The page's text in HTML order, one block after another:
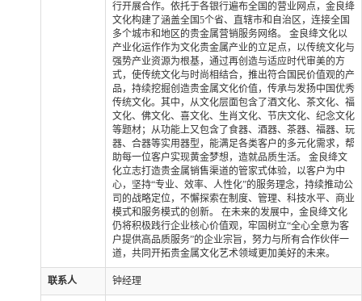
行开展合作。依托于各银行遍布全国的营业网点，金良绛
文化构建了涵盖全国5个省、直辖市和自治区，连接全国
多个城市和地区的贵金属营销服务网络。 金良绛文化以
产业化运作作为文化贵金属产业的立足点，以传统文化与
强势产业资源为根基，通过再创造与适应时代审美的方
式，使传统文化与时尚相结合，推出符合国民价值观的产
品，持续挖掘创造贵金属文化价值，传承与发扬中国优秀
传统文化。其中，从文化层面包含了酒文化、茶文化、福
文化、佛文化、喜文化、生肖文化、节庆文化、纪念文化
等题材；从功能上又包含了食器、酒器、茶器、福器、玩
器、合器等实用器型，能满足各类客户的多元化需求，帮
助每一位客户实现黄金梦想，造就品质生活。 金良绛文
化立志打造贵金属销售渠道的管家式体验，以客户为中
心，坚持“专业、效率、人性化”的服务理念，持续推动公
司的战略定位，不懈探索在制度、管理、科技水平、商业
模式和服务模式的创新。 在未来的发展中，金良绛文化
仍将积极践行企业核心价值观，牢固树立“全心全意为客
户提供高品质服务”的企业宗旨，努力与所有合作伙伴一
道，共同开拓贵金属文化艺术领域更加美好的未来。
联系人 钟经理